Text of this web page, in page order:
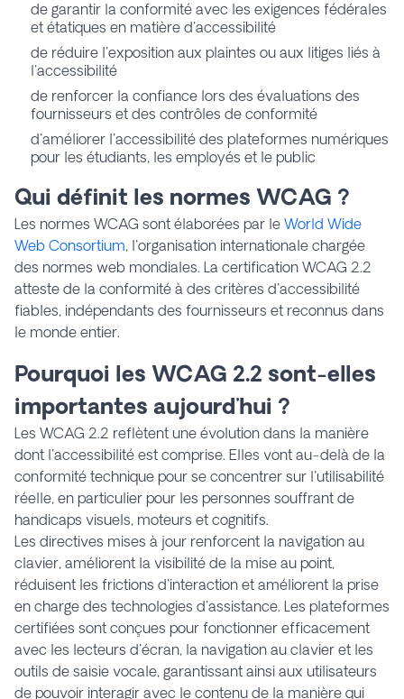
de garantir la conformité avec les exigences fédérales
et étatiques en matière d'accessibilité
de réduire l'exposition aux plaintes ou aux litiges liés à
l'accessibilité
de renforcer la confiance lors des évaluations des
fournisseurs et des contrôles de conformité
d'améliorer l'accessibilité des plateformes numériques
pour les étudiants, les employés et le public
Qui définit les normes WCAG ?
Les normes WCAG sont élaborées par le World Wide
Web Consortium, l'organisation internationale chargée
des normes web mondiales. La certification WCAG 2.2
atteste de la conformité à des critères d'accessibilité
fiables, indépendants des fournisseurs et reconnus dans
le monde entier.
Pourquoi les WCAG 2.2 sont-elles
importantes aujourd'hui ?
Les WCAG 2.2 reflètent une évolution dans la manière
dont l'accessibilité est comprise. Elles vont au-delà de la
conformité technique pour se concentrer sur l'utilisabilité
réelle, en particulier pour les personnes souffrant de
handicaps visuels, moteurs et cognitifs.
Les directives mises à jour renforcent la navigation au
clavier, améliorent la visibilité de la mise au point,
réduisent les frictions d'interaction et améliorent la prise
en charge des technologies d'assistance. Les plateformes
certifiées sont conçues pour fonctionner efficacement
avec les lecteurs d'écran, la navigation au clavier et les
outils de saisie vocale, garantissant ainsi aux utilisateurs
de pouvoir interagir avec le contenu de la manière qui